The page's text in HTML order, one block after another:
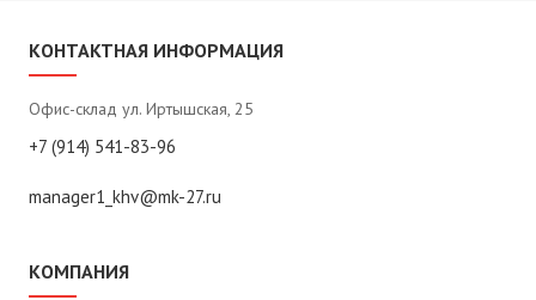
КОНТАКТНАЯ ИНФОРМАЦИЯ
Офис-склад ул. Иртышская, 25
+7 (914) 541-83-96
manager1_khv@mk-27.ru
КОМПАНИЯ